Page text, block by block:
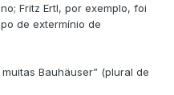
Fritz Ertl, por exemplo, foi
de extermínio de
Bauhäuser” (plural de